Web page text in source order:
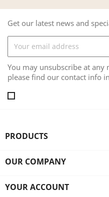
Get our latest news and
You may unsubscribe at
please find our contact info
PRODUCTS
OUR COMPANY
YOUR ACCOUNT